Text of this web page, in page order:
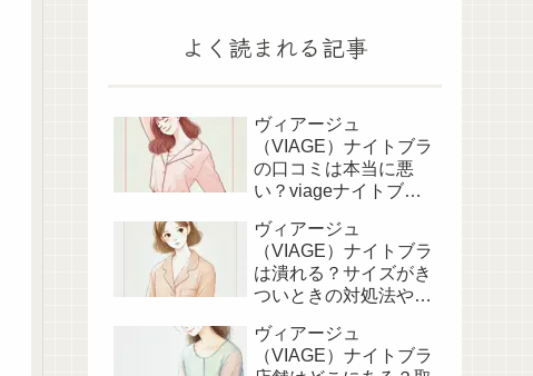
よく読まれる記事
ヴィアージュ
（VIAGE）ナイトブラ
の口コミは本当に悪
い？viageナイトブラ
ヴィアージュ
（VIAGE）ナイトブラ
は潰れる？サイズがき
ついときの対処法や正
ヴィアージュ
（VIAGE）ナイトブラ